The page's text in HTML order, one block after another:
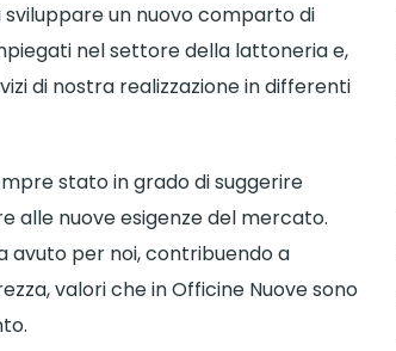
un nuovo comparto di
nel settore della lattoneria e,
di nostra realizzazione in differenti
stato in grado di suggerire
alle nuove esigenze del mercato.
avuto per noi, contribuendo a
valori che in Officine Nuove sono